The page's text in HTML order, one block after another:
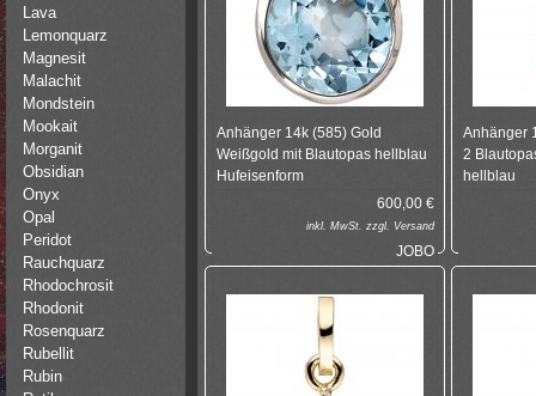
Anhänger 14k (585) Gold
Weißgold mit Blautopas hellblau
Hufeisenform
600,00 €
inkl. MwSt. zzgl. Versand
JOBO
Anhänger
2
hellblau
Lava
Lemonquarz
Magnesit
Malachit
Mondstein
Mookait
Morganit
Obsidian
Onyx
Opal
Peridot
Rauchquarz
Rhodochrosit
Rhodonit
Rosenquarz
Rubellit
Rubin